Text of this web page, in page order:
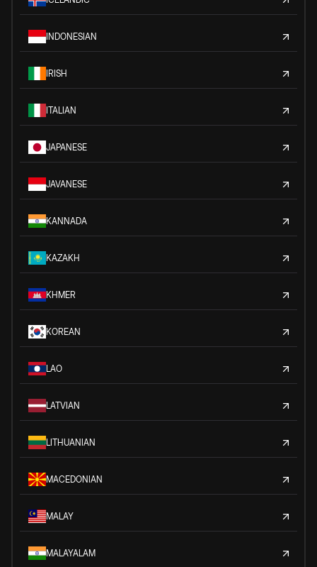
INDONESIAN
IRISH
ITALIAN
JAPANESE
JAVANESE
KANNADA
KAZAKH
KHMER
KOREAN
LAO
LATVIAN
LITHUANIAN
MACEDONIAN
MALAY
MALAYALAM